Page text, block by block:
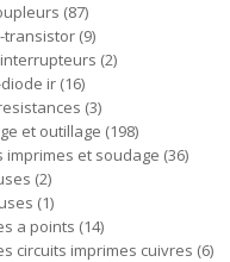
87
transistor 9
2
ir 16
3
et outillage 198
imprimes et soudage 36
2
1
a points 14
circuits imprimes cuivres 6